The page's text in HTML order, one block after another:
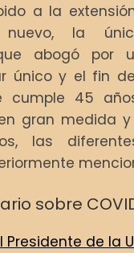
a la
la
abogó por
único y el fin
cumple 45
gran medida
las
sobre
de la